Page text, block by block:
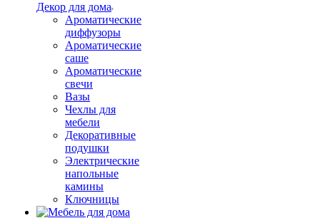
Декор для дома
Ароматические
диффузоры
Ароматические
саше
Ароматические
свечи
Вазы
Чехлы для
мебели
Декоративные
подушки
Электрические
напольные
камины
Ключницы